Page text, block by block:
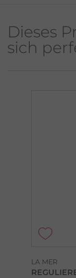
Dieses
sich
LA MER